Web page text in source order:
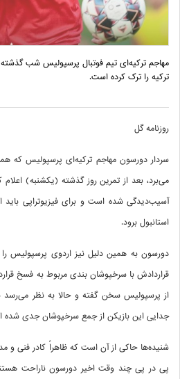
مهاجم ترکیه‌ای تیم فوتبال پرسپولیس شب
ترکیه را ترک کرده است.
روزنامه گل
سردار دورسون مهاجم ترکیه‌ای پرسپولیس که
می‌برد، بعد از تمرین روز گذشته (یکشنبه)
آسیب‌دیدگی شده است و برای فیزیوتراپی
استانبول برود.
دورسون به همین دلیل نیز اردوی پرسپولیس
قراردادش با سرخپوشان بندی مربوط به فسخ
از پرسپولیس سخن گفته و حالا به نظر می‌رسد
جدایی این بازیکن از جمع سرخپوشان جدی شده
شنیده‌ها حاکی از آن است که ظاهراً کادر فنی و
پی در پی چند وقت اخیر دورسون ناراحت